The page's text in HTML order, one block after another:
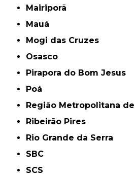
Mairiporã
Mauá
Mogi das Cruzes
Osasco
Pirapora do Bom Jesus
Poá
Região Metropolitana
Ribeirão Pires
Rio Grande da Serra
SBC
SCS